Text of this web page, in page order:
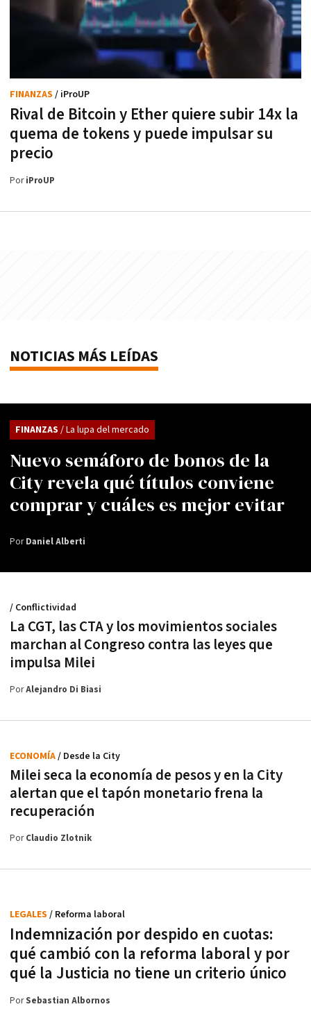
Rival de Bitcoin y Ether quiere subir 14x la
quema de tokens y puede impulsar su
precio
FINANZAS / iProUP
PoriProUP
NOTICIAS MÁS LEÍDAS
Nuevo semáforo de bonos de la
City revela qué títulos conviene
comprar y cuáles es mejor evitar
FINANZAS / La lupa del mercado
PorDaniel Alberti
La CGT, las CTA y los movimientos sociales
marchan al Congreso contra las leyes que
impulsa Milei
/ Conflictividad
PorAlejandro Di Biasi
Milei seca la economía de pesos y en la City
alertan que el tapón monetario frena la
recuperación
ECONOMÍA/ Desde la City
PorClaudio Zlotnik
Indemnización por despido en cuotas:
qué cambió con la reforma laboral y por
qué la Justicia no tiene un criterio único
LEGALES / Reforma laboral
PorSebastian Albornos